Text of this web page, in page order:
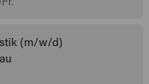
(m/w/d)